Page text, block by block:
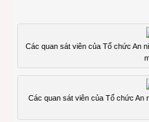
Các quan sát viên của Tổ chức An
Các quan sát viên của Tổ chức An